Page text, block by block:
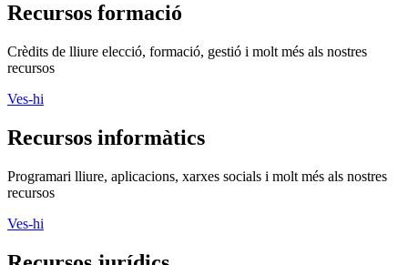
Recursos formació
Crèdits de lliure elecció, formació, gestió i molt més als nostres
recursos
Ves-hi
Recursos informàtics
Programari lliure, aplicacions, xarxes socials i molt més als nostres
recursos
Ves-hi